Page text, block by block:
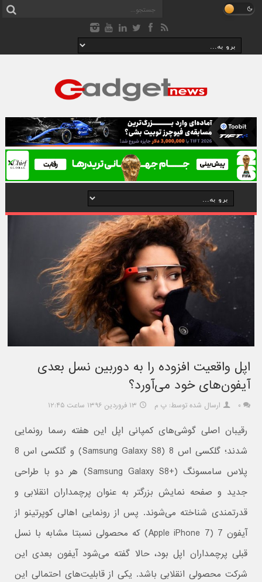
اپل واقعیت افزوده را به دوربین نسل بعدی
آیفون‌های خود می‌آورد؟
۰ ارسال شده توسط: پ م ۱۳ فروردین ۱۳۹۶ ساعت ۱۲:۴۵
رقیبان اصلی گوشی‌های کمپانی اپل این هفته رسما رونمایی
شدند؛ گلکسی اس 8 (Samsung Galaxy S8) و گلکسی اس 8
پلاس سامسونگ (+Samsung Galaxy S8) هر دو با طراحی
جدید و صفحه نمایش بزرگتر به عنوان پرچمداران انقلابی و
قدرتمندی شناخته می‌شوند. پس از رونمایی اهالی کوپرتینو از
آیفون 7 (Apple iPhone 7) که محصولی نسبتا مشابه با نسل
قبلی پرچمداران اپل بود، حالا گفته می‌شود آیفون بعدی این
شرکت محصولی انقلابی باشد. یکی از قابلیت‌های احتمالی این